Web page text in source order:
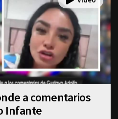
a comentarios
Infante